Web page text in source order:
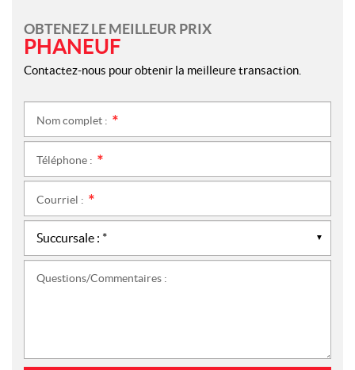
OBTENEZ LE MEILLEUR PRIX
PHANEUF
Contactez-nous pour obtenir la meilleure transaction.
Nom complet :
Téléphone :
Courriel :
Questions/Commentaires :